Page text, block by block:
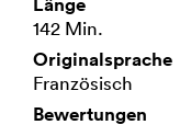
142 Min.
Originalsprache
Französisch
Bewertungen